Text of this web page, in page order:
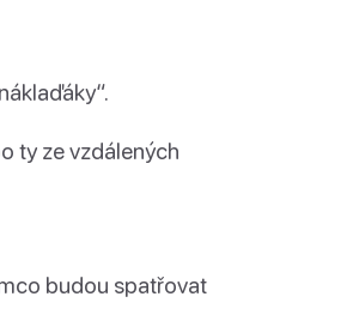
ty ze vzdálených
budou spatřovat